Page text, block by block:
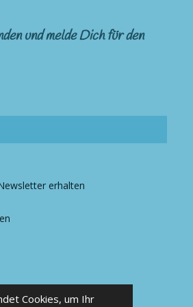
Cookies, um Ihr
und melde Dich für den
erhalten